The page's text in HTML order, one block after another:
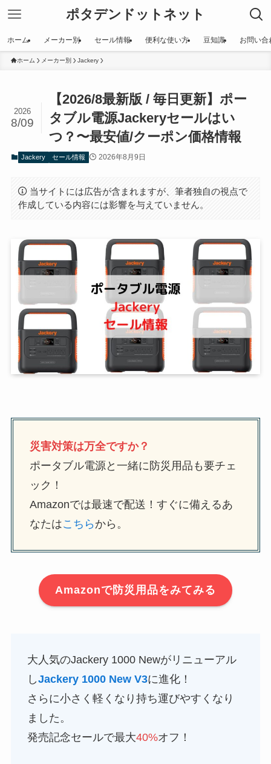
ポタデンドットネット
ホーム メーカー別 セール情報 便利な使い方 豆知識 お問い合
ホーム メーカー別 Jackery
【2026/8最新版 / 毎日更新】ポー
タブル電源Jackeryセールはい
つ？〜最安値/クーポン価格情報
2026
8/09
Jackery セール情報 2026年8月9日
当サイトには広告が含まれますが、筆者独自の視点で
作成している内容には影響を与えていません。
災害対策は万全ですか？
ポータブル電源と一緒に防災用品も要チェ
ック！
Amazonでは最速で配送！すぐに備えるあ
なたはこちら から。
Amazonで防災用品をみてみる
大人気のJackery 1000 Newがリニューアル
しJackery 1000 New V3に進化！
さらに小さく軽くなり持ち運びやすくなり
ました。
発売記念セールで最大40%オフ！